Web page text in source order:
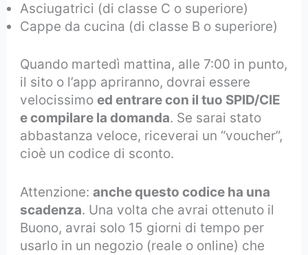
Asciugatrici (di classe C o superiore)
Cappe da cucina (di classe B o superiore)
Quando martedì mattina, alle 7:00 in punto,
il sito o l’app apriranno, dovrai essere
velocissimoed entrare con il tuo SPID/CIE
e compilare la domanda. Se sarai stato
abbastanza veloce, riceverai un “voucher”,
cioè un codice di sconto.
Attenzione:anche questo codice ha una
scadenza. Una volta che avrai ottenuto il
Buono, avrai solo 15 giorni di tempo per
usarlo in un negozio (reale o online) che